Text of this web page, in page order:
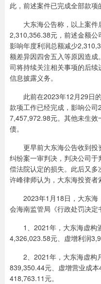
此，前述案件已完成全部款项
大东海公告称，以上案件
2,310,356.38元，前述金额公
影响年度利润总额减少
额差异因四舍五入等原因造
司将持续关注相关事项的后
信息披露义务。
此前在2023年12月29日的
款项工作已经完成，影响公
7,457,972.98元。其他未生效
债。
更早前大东海公告收到投
纠纷案一审判决，判决公司
偿法院认定的损失。此后又多
许峰律师认为，大东海投资者
2023年1月18日，大东海
会海南监管局《行政处罚决定
1、2021年，大东海虚构
4,326,023.58元、虚增利润
2、2021年，大东海虚构
839,350.44元、虚增营业成
418,763.11元。